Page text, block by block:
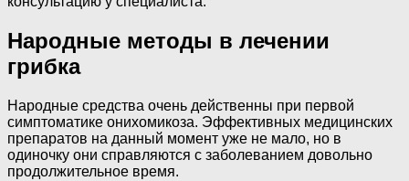
Народные методы в лечении
грибка
Народные средства очень действенны при первой
симптоматике онихомикоза. Эффективных медицинских
препаратов на данный момент уже не мало, но в
одиночку они справляются с заболеванием довольно
продолжительное время.